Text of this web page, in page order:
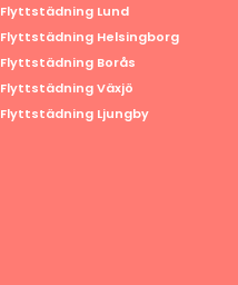
Flyttstädning Lund
Flyttstädning Helsingborg
Flyttstädning Borås
Flyttstädning Växjö
Flyttstädning Ljungby